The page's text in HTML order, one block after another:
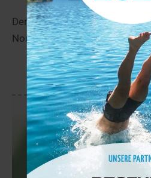
Der Kutjesjaure liegt in der
Norrbotten.
mehr